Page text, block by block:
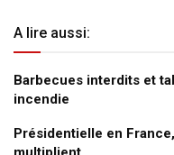
A lire aussi:
Barbecues interdits et
incendie
Présidentielle en